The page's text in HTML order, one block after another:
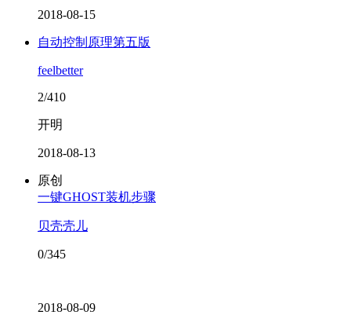
2018-08-15
自动控制原理第五版
feelbetter
2/410
开明
2018-08-13
原创
一键GHOST装机步骤
贝壳壳儿
0/345
2018-08-09